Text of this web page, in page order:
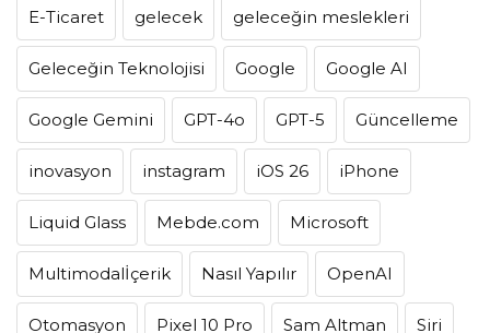
E-Ticaret gelecek geleceğin meslekleri
Geleceğin Teknolojisi Google Google AI
Google Gemini GPT-4o GPT-5 Güncelleme
inovasyon instagram iOS 26 iPhone
Liquid Glass Mebde.com Microsoft
Multimodalİçerik Nasıl Yapılır OpenAI
Otomasyon Pixel 10 Pro Sam Altman Siri